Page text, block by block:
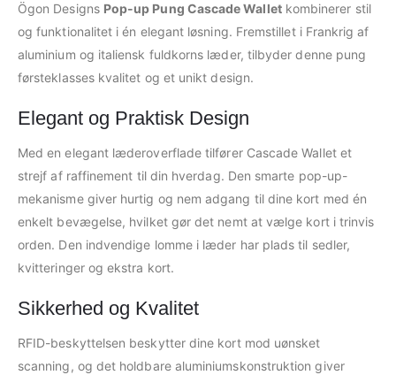
Ögon Designs Pop-up Pung Cascade Walletkombinerer stil
og funktionalitet i én elegant løsning. Fremstillet i Frankrig af
aluminium og italiensk fuldkorns læder, tilbyder denne pung
førsteklasses kvalitet og et unikt design.
Elegant og Praktisk Design
Med en elegant læderoverflade tilfører Cascade Wallet et
strejf af raffinement til din hverdag. Den smarte pop-up-
mekanisme giver hurtig og nem adgang til dine kort med én
enkelt bevægelse, hvilket gør det nemt at vælge kort i trinvis
orden. Den indvendige lomme i læder har plads til sedler,
kvitteringer og ekstra kort.
Sikkerhed og Kvalitet
RFID-beskyttelsen beskytter dine kort mod uønsket
scanning, og det holdbare aluminiumskonstruktion giver